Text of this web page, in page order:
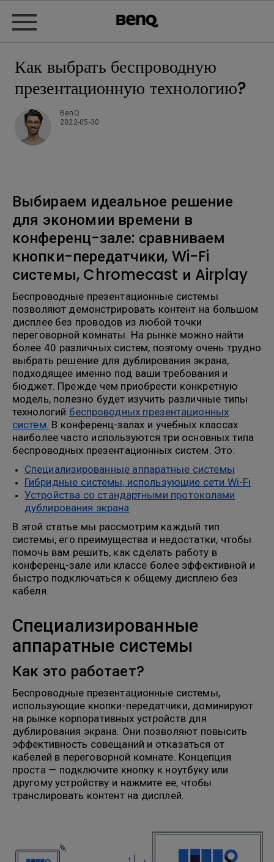
Как выбрать беспроводную
презентационную технологию?
BenQ
2022-05-30
Выбираем идеальное решение
для экономии времени в
конференц-зале: сравниваем
кнопки-передатчики, Wi-Fi
системы, Chromecast и Airplay
Беспроводные презентационные системы
позволяют демонстрировать контент на большом
дисплее без проводов из любой точки
переговорной комнаты. На рынке можно найти
более 40 различных систем, поэтому очень трудно
выбрать решение для дублирования экрана,
подходящее именно под ваши требования и
бюджет. Прежде чем приобрести конкретную
модель, полезно будет изучить различные типы
технологий беспроводных презентационных
систем. В конференц-залах и учебных классах
наиболее часто используются три основных типа
беспроводных презентационных систем. Это:
Специализированные аппаратные системы
Гибридные системы, использующие сети Wi-Fi
Устройства со стандартными протоколами
дублирования экрана
В этой статье мы рассмотрим каждый тип
системы, его преимущества и недостатки, чтобы
помочь вам решить, как сделать работу в
конференц-зале или классе более эффективной и
быстро подключаться к общему дисплею без
кабеля.
Специализированные
аппаратные системы
Как это работает?
Беспроводные презентационные системы,
использующие кнопки-передатчики, доминируют
на рынке корпоративных устройств для
дублирования экрана. Они позволяют повысить
эффективность совещаний и отказаться от
кабелей в переговорной комнате. Концепция
проста — подключите кнопку к ноутбуку или
другому устройству и нажмите ее, чтобы
транслировать контент на дисплей.